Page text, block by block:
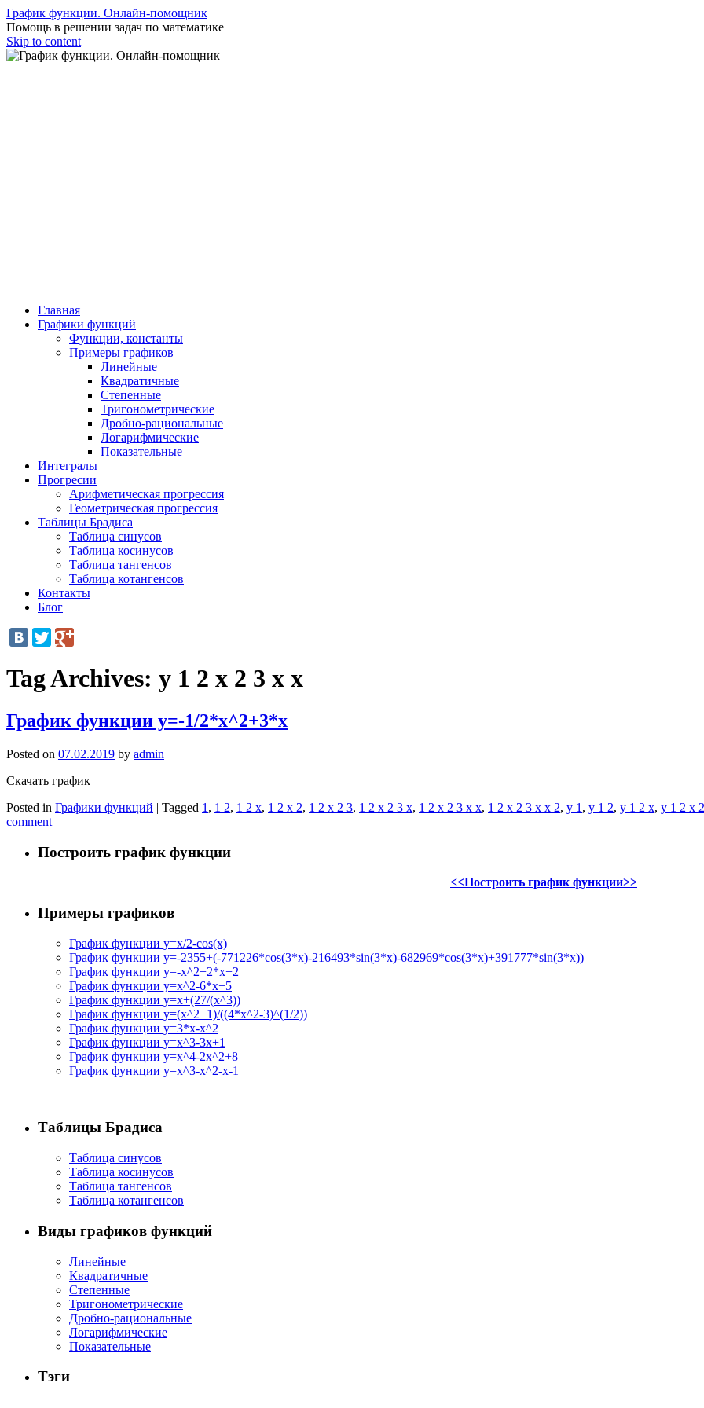
График функции. Онлайн-помощник
Помощь в решении задач по математике
Skip to content
Главная
Графики функций
Функции, константы
Примеры графиков
Линейные
Квадратичные
Степенные
Тригонометрические
Дробно-рациональные
Логарифмические
Показательные
Интегралы
Прогресии
Арифметическая прогрессия
Геометрическая прогрессия
Таблицы Брадиса
Таблица синусов
Таблица косинусов
Таблица тангенсов
Таблица котангенсов
Контакты
Блог
Tag Archives: y 1 2 x 2 3 x x
График функции y=-1/2*x^2+3*x
Posted on 07.02.2019 by admin
Скачать график
Posted in Графики функций | Tagged 1 , 1 2, 1 2 x, 1 2 x 2, 1 2 x 2 3, 1 2 x 2 3 x, 1 2 x 2 3 x x, 1 2 x 2 3 x x 2, y 1 , y 1 2, y 1 2 x, y 1 2 x 2
comment
Построить график функции
<<Построить график функции>>
Примеры графиков
График функции y=x/2-cos(x)
График функции y=-2355+(-771226*cos(3*x)-216493*sin(3*x)-682969*cos(3*x)+391777*sin(3*x))
График функции y=-x^2+2*x+2
График функции y=x^2-6*x+5
График функции y=x+(27/(x^3))
График функции y=(x^2+1)/((4*x^2-3)^(1/2))
График функции y=3*x-x^2
График функции y=x^3-3x+1
График функции y=x^4-2x^2+8
График функции y=x^3-x^2-x-1
Таблицы Брадиса
Таблица синусов
Таблица косинусов
Таблица тангенсов
Таблица котангенсов
Виды графиков функций
Линейные
Квадратичные
Степенные
Тригонометрические
Дробно-рациональные
Логарифмические
Показательные
Тэги